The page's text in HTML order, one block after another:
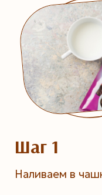
Шаг 1
Наливаем в